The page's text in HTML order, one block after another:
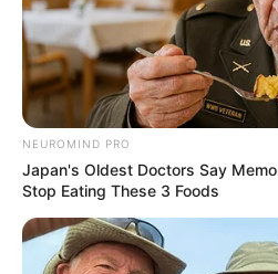
NEUROMIND PRO
Japan's Oldest Doctors Say
Stop Eating These 3 Foods